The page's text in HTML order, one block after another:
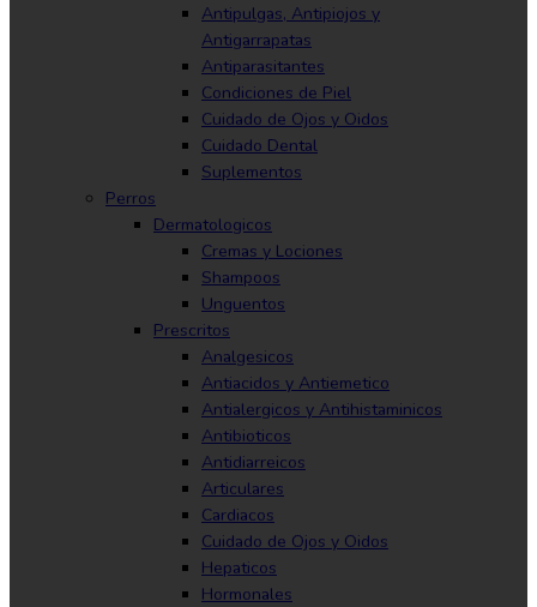
Antipulgas, Antipiojos y
Antigarrapatas
Antiparasitantes
Condiciones de Piel
Cuidado de Ojos y Oidos
Cuidado Dental
Suplementos
Perros
Dermatologicos
Cremas y Lociones
Shampoos
Unguentos
Prescritos
Analgesicos
Antiacidos y Antiemetico
Antialergicos y Antihistaminicos
Antibioticos
Antidiarreicos
Articulares
Cardiacos
Cuidado de Ojos y Oidos
Hepaticos
Hormonales